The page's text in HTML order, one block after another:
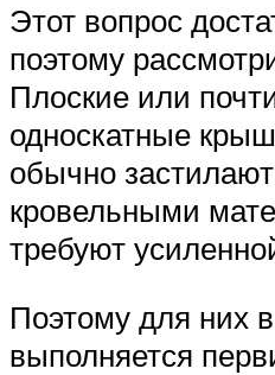
Этот вопрос
поэтому
Плоские или
односкатные
обычно
кровельными
требуют
Поэтому для них
выполняется